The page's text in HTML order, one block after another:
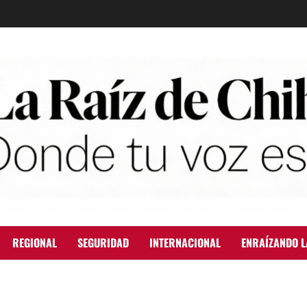
REGIONAL SEGURIDAD INTERNACIONAL ENRAÍZANDO